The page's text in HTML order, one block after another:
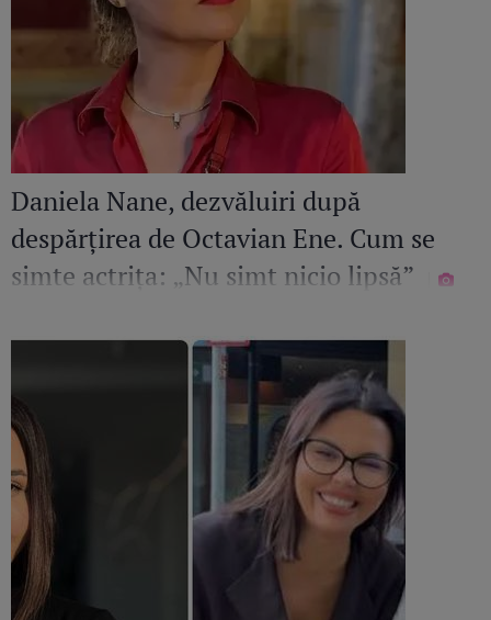
Daniela Nane, dezvăluiri după
despărțirea de Octavian Ene. Cum se
simte actrița: „Nu simt nicio lipsă”